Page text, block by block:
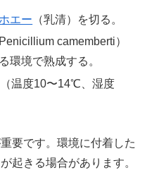
ホエー （乳清）を切る。
camemberti）
環境で熟成する。
温度10〜14℃、湿度
要です。環境に付着した
起きる場合があります。